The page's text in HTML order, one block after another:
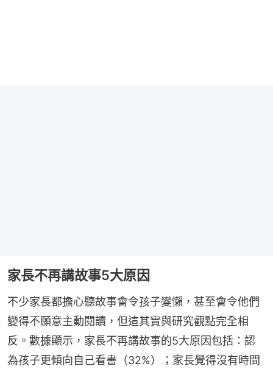
家長不再講故事5大原因
不少家長都擔心聽故事會令孩子變懶，甚至會令他們
變得不願意主動閱讀，但這其實與研究觀點完全相
反。數據顯示，家長不再講故事的5大原因包括：認
為孩子更傾向自己看書（32%）；家長覺得沒有時間